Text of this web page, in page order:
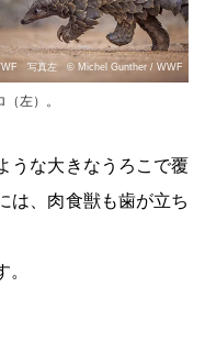
写真左 © Michel Gunther / WWF
左）。
うな大きなうろこで覆
は、肉食獣も歯が立ち